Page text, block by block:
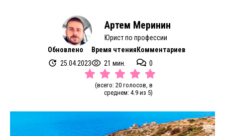
Артем Меринин
Юрист по профессии
Обновлено
25.04.2023
Время чтения
21 мин.
Комментариев
0
(всего: 20 голосов, в
среднем: 4.9 из 5)